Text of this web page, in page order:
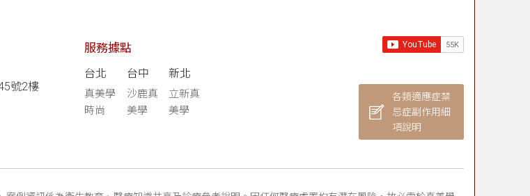
號2樓
服務據點
台北
真美學
時尚
台中
沙鹿真
美學
新北
立新真
美學
各類適應症禁
忌症副作用細
項說明